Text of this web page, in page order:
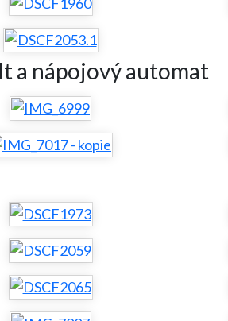
a nápojový automat